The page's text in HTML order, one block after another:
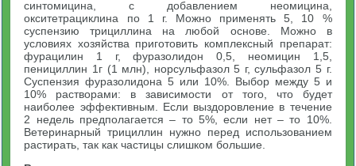
синтомицина, с добавлением неомицина,
окситетрациклина по 1 г. Можно применять 5, 10 %
суспензию трициллина на любой основе. Можно в
условиях хозяйства приготовить комплексный препарат:
фурацилин 1 г, фуразолидон 0,5, неомицин 1,5,
пенициллин 1г (1 млн), норсульфазол 5 г, сульфазол 5 г.
Суспензия фуразолидона 5 или 10%. Выбор между 5 и
10% растворами: в зависимости от того, что будет
наиболее эффективным. Если выздоровление в течение
2 недель предполагается – то 5%, если нет – то 10%.
Ветеринарный трициллин нужно перед использованием
растирать, так как частицы слишком большие.